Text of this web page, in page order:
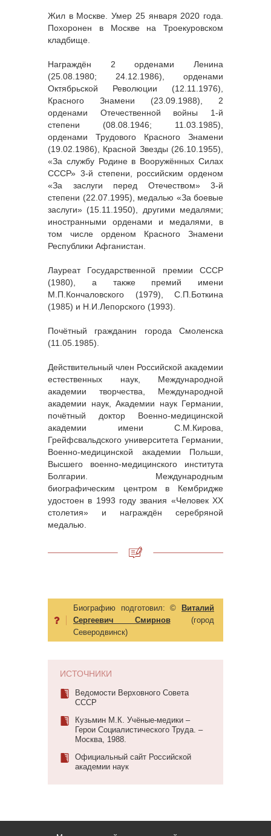
Жил в Москве. Умер 25 января 2020 года.
Похоронен в Москве на Троекуровском
кладбище.
Награждён 2 орденами Ленина
(25.08.1980; 24.12.1986), орденами
Октябрьской Революции (12.11.1976),
Красного Знамени (23.09.1988), 2
орденами Отечественной войны 1-й
степени (08.08.1946; 11.03.1985),
орденами Трудового Красного Знамени
(19.02.1986), Красной Звезды (26.10.1955),
«За службу Родине в Вооружённых Силах
СССР» 3-й степени, российским орденом
«За заслуги перед Отечеством» 3-й
степени (22.07.1995), медалью «За боевые
заслуги» (15.11.1950), другими медалями;
иностранными орденами и медалями, в
том числе орденом Красного Знамени
Республики Афганистан.
Лауреат Государственной премии СССР
(1980), а также премий имени
М.П.Кончаловского (1979), С.П.Боткина
(1985) и Н.И.Лепорского (1993).
Почётный гражданин города Смоленска
(11.05.1985).
Действительный член Российской академии
естественных наук, Международной
академии творчества, Международной
академии наук, Академии наук Германии,
почётный доктор Военно-медицинской
академии имени С.М.Кирова,
Грейфсвальдского университета Германии,
Военно-медицинской академии Польши,
Высшего военно-медицинского института
Болгарии. Международным
биографическим центром в Кембридже
удостоен в 1993 году звания «Человек XX
столетия» и награждён серебряной
медалью.
Биографию подготовил:©
Виталий
Сергеевич Смирнов(город
Северодвинск)
ИСТОЧНИКИ
Ведомости Верховного Совета
СССР
Кузьмин М.К. Учёные-медики –
Герои Социалистического Труда. –
Москва, 1988.
Официальный сайт Российской
академии наук